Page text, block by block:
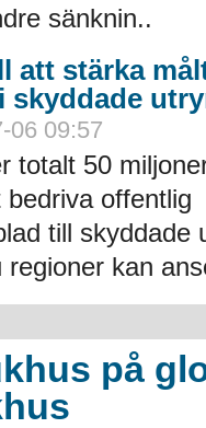
sänknin..
att stärka
skyddade
06 09:57
totalt 50
offentlig
till skyddade
kan
på